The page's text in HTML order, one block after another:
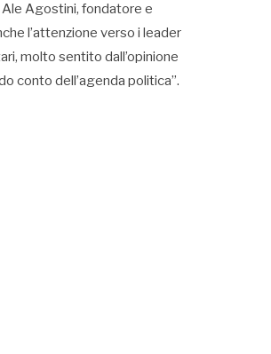
Ale Agostini, fondatore e
l’attenzione verso i leader
molto sentito dall’opinione
conto dell’agenda politica”.